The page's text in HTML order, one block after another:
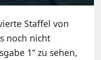
Staffel von
noch nicht
1“ zu sehen,